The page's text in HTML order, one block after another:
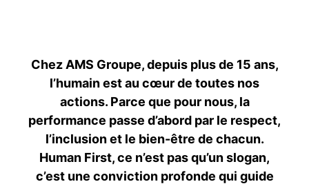
Chez AMS Groupe, depuis plus de 15 ans,
l’humain est au cœur de toutes nos
actions. Parce que pour nous, la
performance passe d’abord par le respect,
l’inclusion et le bien-être de chacun.
Human First, ce n’est pas qu’un slogan,
c’est une conviction profonde qui guide